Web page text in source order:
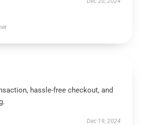
hassle-free checkout, and
Dec 19, 2024